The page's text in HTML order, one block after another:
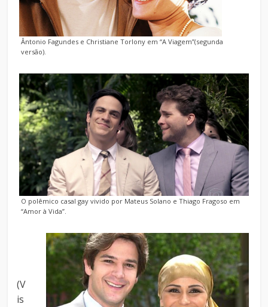
Ântonio Fagundes e Christiane Torlony em “A Viagem”(segunda
versão).
O polêmico casal gay vivido por Mateus Solano e Thiago Fragoso em
“Amor à Vida”.
(V
is